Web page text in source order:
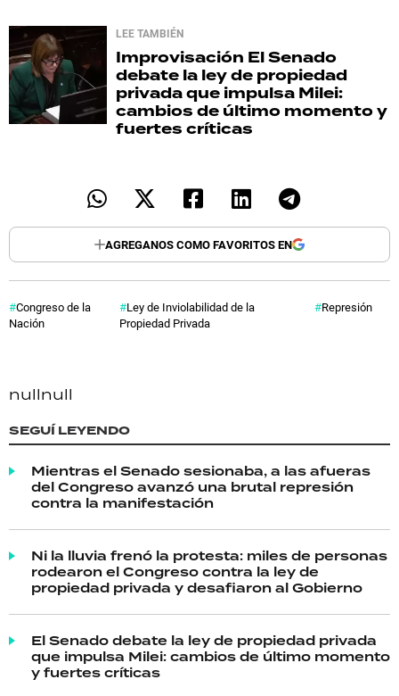
LEE TAMBIÉN
Improvisación El Senado
debate la ley de propiedad
privada que impulsa Milei:
cambios de último momento y
fuertes críticas
AGREGANOS COMO FAVORITOS EN
Congreso de la
Nación
Ley de Inviolabilidad de la
Propiedad Privada
Represión
nullnull
SEGUÍ LEYENDO
Mientras el Senado sesionaba, a las afueras
del Congreso avanzó una brutal represión
contra la manifestación
Ni la lluvia frenó la protesta: miles de personas
rodearon el Congreso contra la ley de
propiedad privada y desafiaron al Gobierno
El Senado debate la ley de propiedad privada
que impulsa Milei: cambios de último momento
y fuertes críticas